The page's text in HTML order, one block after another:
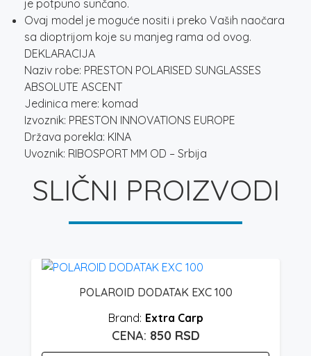
je potpuno sunčano.
Ovaj model je moguće nositi i preko Vaših naočara
sa dioptrijom koje su manjeg rama od ovog.
DEKLARACIJA
Naziv robe: PRESTON POLARISED SUNGLASSES
ABSOLUTE ASCENT
Jedinica mere: komad
Izvoznik: PRESTON INNOVATIONS EUROPE
Država porekla: KINA
Uvoznik: RIBOSPORT MM OD – Srbija
SLIČNI PROIZVODI
POLAROID DODATAK EXC 100
Extra Carp
850 RSD